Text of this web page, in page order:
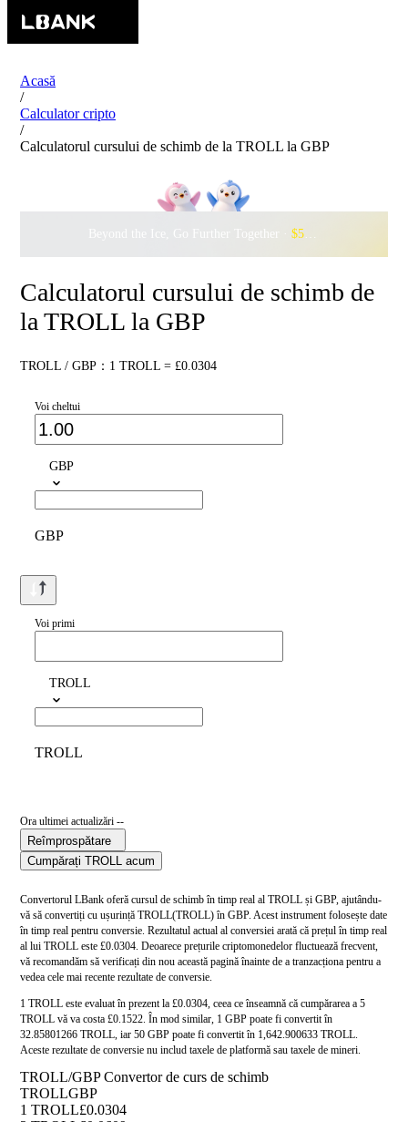
Acasă
/
Calculator cripto
/
Calculatorul cursului de schimb de la TROLL la GBP
Beyond the Ice, Go Further Together · $500,000
Calculatorul cursului de schimb de
la TROLL la GBP
TROLL / GBP：1 TROLL = £0.0304
Voi cheltui
GBP
GBP
Voi primi
TROLL
TROLL
Ora ultimei actualizări --
Reîmprospătare
Cumpărați TROLL acum
Convertorul LBank oferă cursul de schimb în timp real al TROLL și GBP, ajutându-
vă să convertiți cu ușurință TROLL(TROLL) în GBP. Acest instrument folosește date
în timp real pentru conversie. Rezultatul actual al conversiei arată că prețul în timp real
al lui TROLL este £0.0304. Deoarece prețurile criptomonedelor fluctuează frecvent,
vă recomandăm să verificați din nou această pagină înainte de a tranzacționa pentru a
vedea cele mai recente rezultate de conversie.
1 TROLL este evaluat în prezent la £0.0304, ceea ce înseamnă că cumpărarea a 5
TROLL vă va costa £0.1522. În mod similar, 1 GBP poate fi convertit în
32.85801266 TROLL, iar 50 GBP poate fi convertit în 1,642.900633 TROLL.
Aceste rezultate de conversie nu includ taxele de platformă sau taxele de mineri.
TROLL/GBP Convertor de curs de schimb
TROLLGBP
1 TROLL£0.0304